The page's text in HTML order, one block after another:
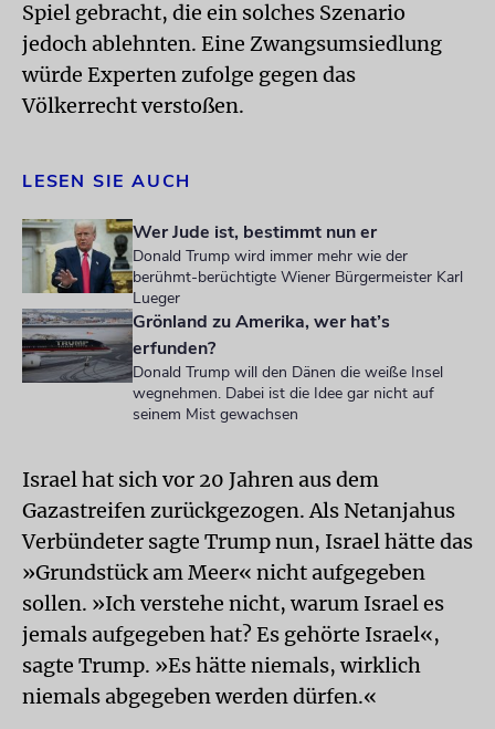
Spiel gebracht, die ein solches Szenario
jedoch ablehnten. Eine Zwangsumsiedlung
würde Experten zufolge gegen das
Völkerrecht verstoßen.
LESEN SIE AUCH
Wer Jude ist, bestimmt nun er
Donald Trump wird immer mehr wie der
berühmt-berüchtigte Wiener Bürgermeister Karl
Lueger
Grönland zu Amerika, wer hat’s
erfunden?
Donald Trump will den Dänen die weiße Insel
wegnehmen. Dabei ist die Idee gar nicht auf
seinem Mist gewachsen
Israel hat sich vor 20 Jahren aus dem
Gazastreifen zurückgezogen. Als Netanjahus
Verbündeter sagte Trump nun, Israel hätte das
»Grundstück am Meer« nicht aufgegeben
sollen. »Ich verstehe nicht, warum Israel es
jemals aufgegeben hat? Es gehörte Israel«,
sagte Trump. »Es hätte niemals, wirklich
niemals abgegeben werden dürfen.«